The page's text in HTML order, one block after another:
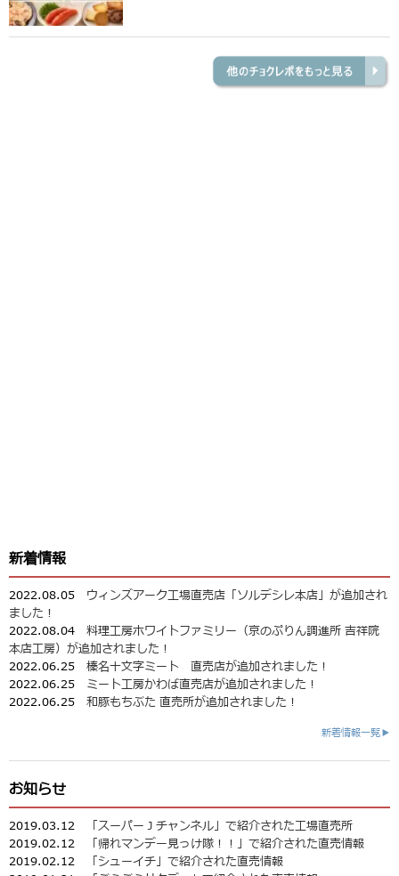
新着情報
2022.08.05 ウィンズアーク工場直売店「ソルデシレ本店」が追加され
ました！
2022.08.04 料理工房ホワイトファミリー（京のぷりん調進所 吉祥院
本店工房）が追加されました！
2022.06.25 榛名十文字ミート 直売店が追加されました！
2022.06.25 ミート工房かわば直売店が追加されました！
2022.06.25 和豚もちぶた 直売所が追加されました！
新着情報一覧▶
お知らせ
2019.03.12
「スーパーＪチャンネル」で紹介された工場直売所
2019.02.12
「帰れマンデー見っけ隊！！」で紹介された直売情報
2019.02.12
「シューイチ」で紹介された直売情報